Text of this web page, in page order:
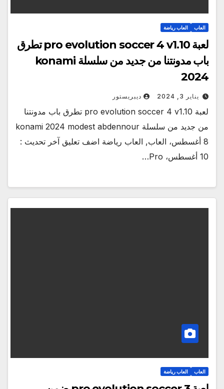
العاب العاب رياضة
لعبة pro evolution soccer 4 v1.10 تطرق
باب مدونتنا من جديد من سلسلة konami
2024
يناير 3, 2024 ديبريستور
لعبة pro evolution soccer 4 v1.10 تطرق باب مدونتنا
من جديد من سلسلة konami 2024 modest abdennour
8 أغسطس، العاب, العاب رياضة اضف تعليق آخر تحديث :
10 أغسطس، Pro…
العاب العاب رياضة